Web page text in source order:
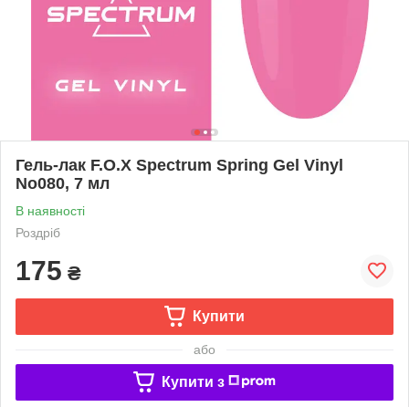
Гель-лак F.O.X Spectrum Spring Gel Vinyl
No080, 7 мл
В наявності
Роздріб
175 ₴
Купити
або
Купити з